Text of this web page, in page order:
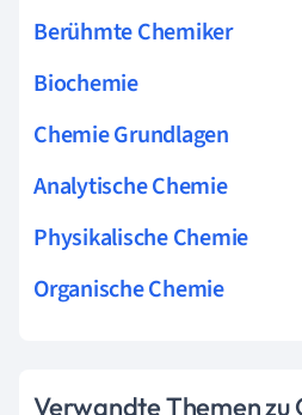
Berühmte Chemiker
Biochemie
Chemie Grundlagen
Analytische Chemie
Physikalische Chemie
Organische Chemie
Verwandte Themen zu